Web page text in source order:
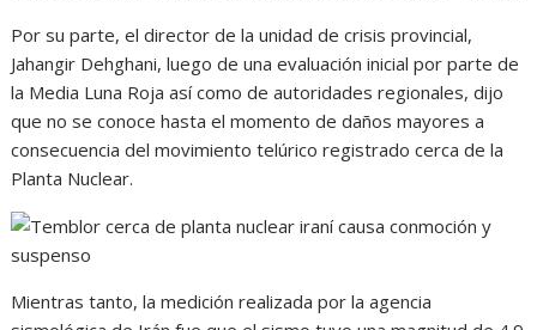
Por su parte, el director de la unidad de crisis provincial,
Jahangir Dehghani, luego de una evaluación inicial por parte de
la Media Luna Roja así como de autoridades regionales, dijo
que no se conoce hasta el momento de daños mayores a
consecuencia del movimiento telúrico registrado cerca de la
Planta Nuclear.
Mientras tanto, la medición realizada por la agencia